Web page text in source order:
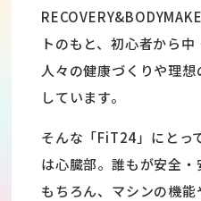
トのもと、初心者から中
人々の健康づくりや理
しています。
そんな「FiT24」にとっ
は心臓部。誰もが安全
もちろん、マシンの機